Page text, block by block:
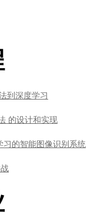
到深度学习
的设计和实现
的智能图像识别系统